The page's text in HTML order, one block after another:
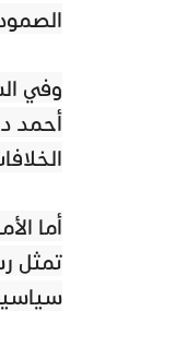
وفي
أحمد
أما
تمثل